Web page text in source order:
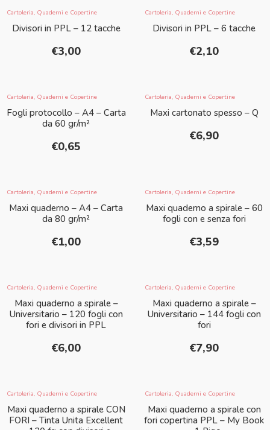
Cartoleria, Quaderni e Copertine
Divisori in PPL – 12 tacche
€3,00
Cartoleria, Quaderni e Copertine
Divisori in PPL – 6 tacche
€2,10
Cartoleria, Quaderni e Copertine
Fogli protocollo – A4 – Carta
da 60 gr/m²
€0,65
Cartoleria, Quaderni e Copertine
Maxi cartonato spesso – Q
€6,90
Cartoleria, Quaderni e Copertine
Maxi quaderno – A4 – Carta
da 80 gr/m²
€1,00
Cartoleria, Quaderni e Copertine
Maxi quaderno a spirale – 60
fogli con e senza fori
€3,59
Cartoleria, Quaderni e Copertine
Maxi quaderno a spirale –
Universitario – 120 fogli con
fori e divisori in PPL
€6,00
Cartoleria, Quaderni e Copertine
Maxi quaderno a spirale –
Universitario – 144 fogli con
fori
€7,90
Cartoleria, Quaderni e Copertine
Maxi quaderno a spirale CON
FORI – Tinta Unita Excellent
Cartoleria, Quaderni e Copertine
Maxi quaderno a spirale con
fori copertina PPL – My Book